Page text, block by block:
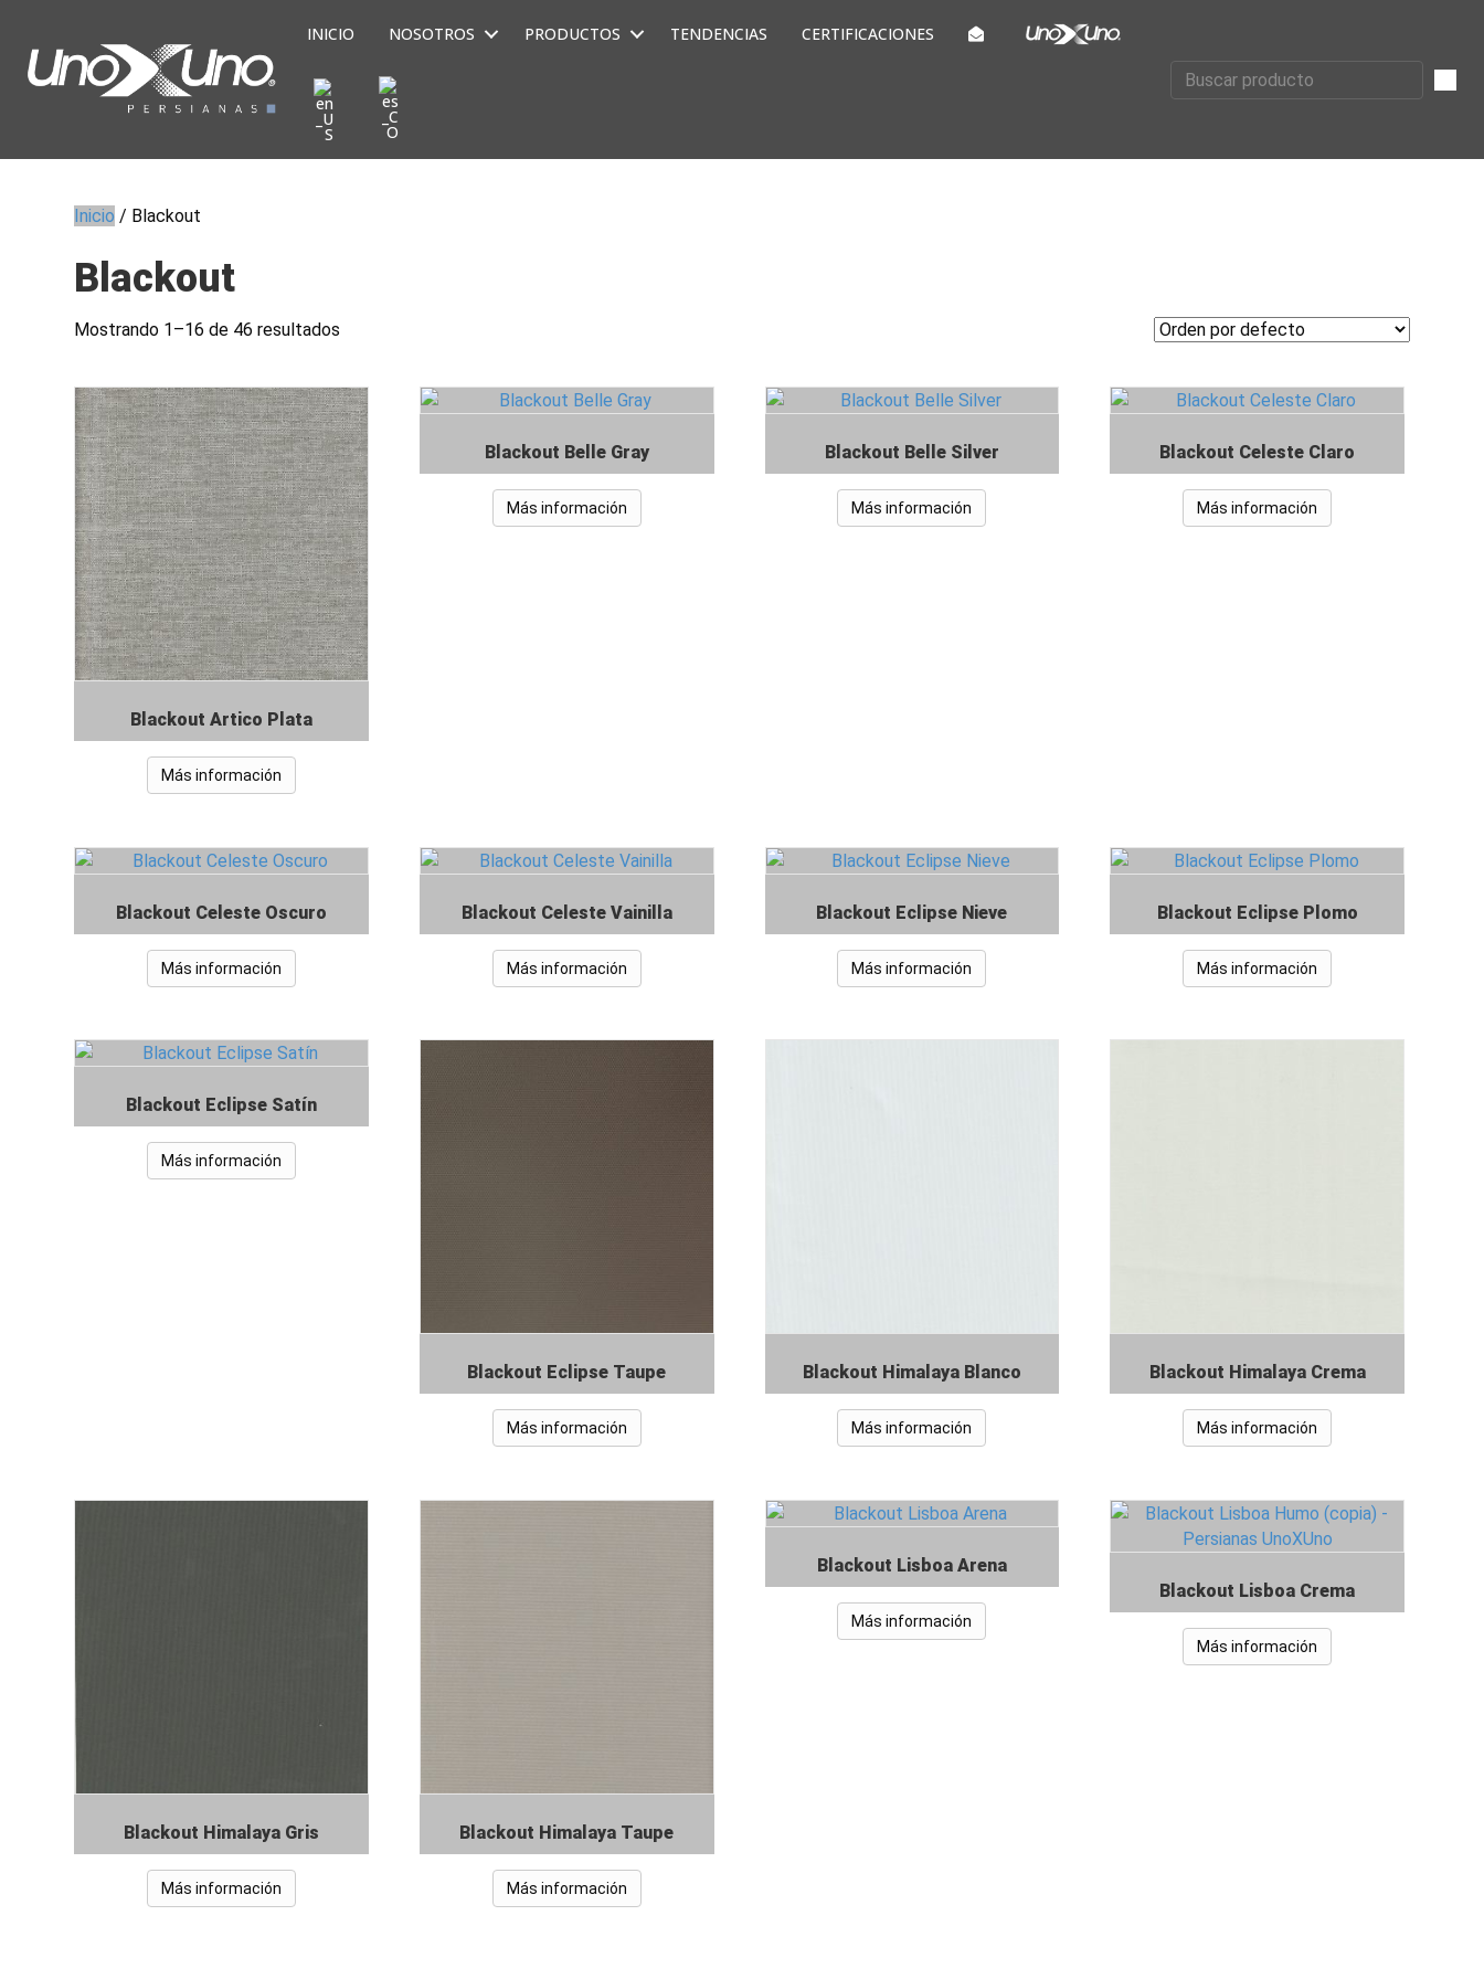
INICIO NOSOTROS PRODUCTOS TENDENCIAS CERTIFICACIONES
Inicio / Blackout
Blackout
Mostrando 1–16 de 46 resultados
Blackout Artico Plata
Más información
Blackout Belle Gray
Más información
Blackout Belle Silver
Más información
Blackout Celeste Claro
Más información
Blackout Celeste Oscuro
Más información
Blackout Celeste Vainilla
Más información
Blackout Eclipse Nieve
Más información
Blackout Eclipse Plomo
Más información
Blackout Eclipse Satín
Más información
Blackout Eclipse Taupe
Más información
Blackout Himalaya Blanco
Más información
Blackout Himalaya Crema
Más información
Blackout Himalaya Gris
Más información
Blackout Himalaya Taupe
Más información
Blackout Lisboa Arena
Más información
Blackout Lisboa Crema
Más información